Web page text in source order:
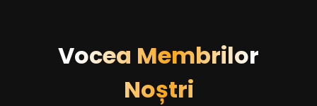
Vocea Membrilor
Noștri